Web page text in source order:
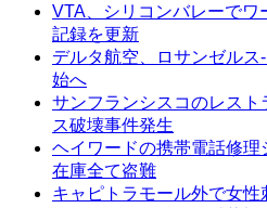
VTA、シリコンバレーで
記録を更新
デルタ航空、ロサンゼル
始へ
サンフランシスコのレス
ス破壊事件発生
ヘイワードの携帯電話修理
在庫全て盗難
キャピトラモール外で女性